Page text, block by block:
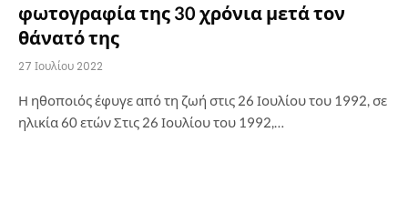
φωτογραφία της 30 χρόνια μετά τον
θάνατό της
27 Ιουλίου 2022
Η ηθοποιός έφυγε από τη ζωή στις 26 Ιουλίου του 1992, σε
ηλικία 60 ετών Στις 26 Ιουλίου του 1992,…